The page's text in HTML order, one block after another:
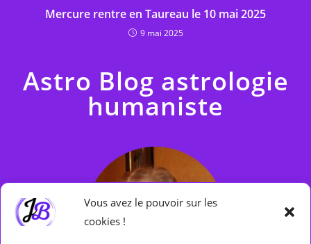
Vous avez le pouvoir sur les
cookies !
Mercure rentre en Taureau le 10 mai 2025
9 mai 2025
Astro Blog astrologie
humaniste